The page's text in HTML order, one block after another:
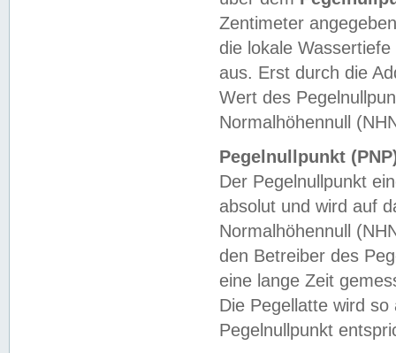
Zentimeter
die lokale
aus. Erst durch die
Wert des
Normalhöhennull
Pegelnullpunkt
Der Pegelnullpunkt
absolut und wird auf
Normalhöhennull
den Betreiber des
eine lange Zeit
Die Pegellatte wird
Pegelnullpunkt